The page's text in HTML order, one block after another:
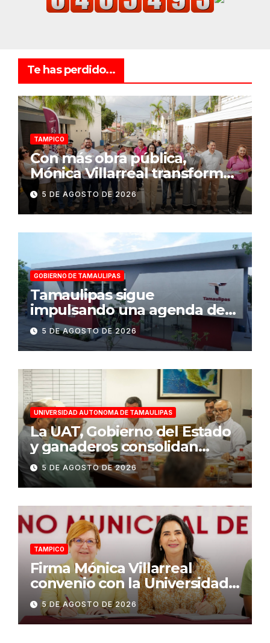
Te has perdido...
TAMPICO
Con más obra pública,
Mónica Villarreal transforma
la infraestructura vial de
Tampico
5 DE AGOSTO DE 2026
GOBIERNO DE TAMAULIPAS
Tamaulipas sigue
impulsando una agenda de
infraestructura con sentido
humanista
5 DE AGOSTO DE 2026
UNIVERSIDAD AUTONOMA DE TAMAULIPAS
La UAT, Gobierno del Estado
y ganaderos consolidan
proyecto “Carne Tam”
5 DE AGOSTO DE 2026
TAMPICO
Firma Mónica Villarreal
convenio con la Universidad
Tecnológica de Altamira para
impulsar la innovación
turística mediante TampIA
5 DE AGOSTO DE 2026